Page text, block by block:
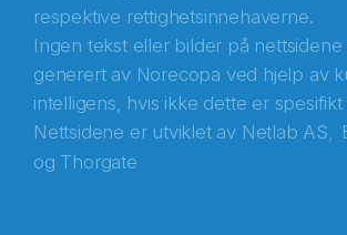
respektive rettighetsinnehaverne.
Ingen tekst eller bilder på
generert av Norecopa ved hjelp av
intelligens, hvis ikke dette er
Nettsidene er utviklet av Netlab AS,
og Thorgate